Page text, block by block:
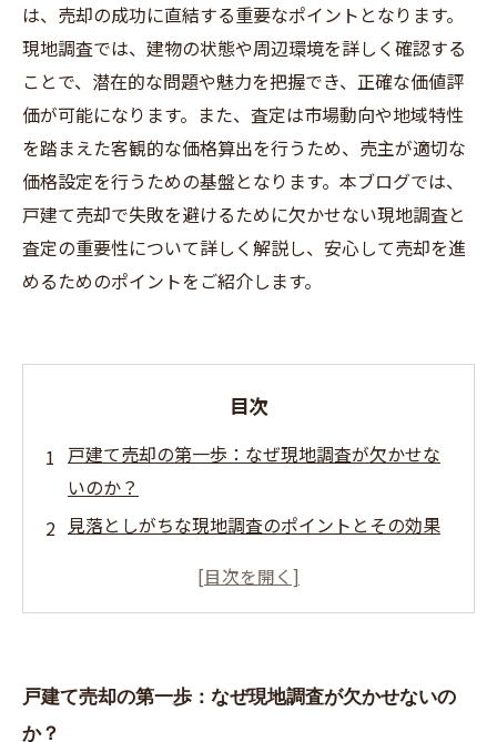
は、売却の成功に直結する重要なポイントとなります。
現地調査では、建物の状態や周辺環境を詳しく確認する
ことで、潜在的な問題や魅力を把握でき、正確な価値評
価が可能になります。また、査定は市場動向や地域特性
を踏まえた客観的な価格算出を行うため、売主が適切な
価格設定を行うための基盤となります。本ブログでは、
戸建て売却で失敗を避けるために欠かせない現地調査と
査定の重要性について詳しく解説し、安心して売却を進
めるためのポイントをご紹介します。
目次
戸建て売却の第一歩：なぜ現地調査が欠かせな
いのか？
見落としがちな現地調査のポイントとその効果
正確な査定が売却成功の鍵！市場動向の読み解
性
戸建て売却の第一歩：なぜ現地調査が欠かせないの
か？